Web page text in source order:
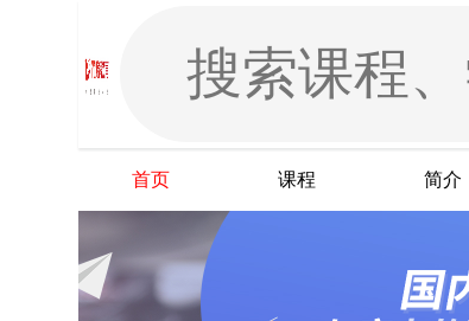
首页 课程 简介